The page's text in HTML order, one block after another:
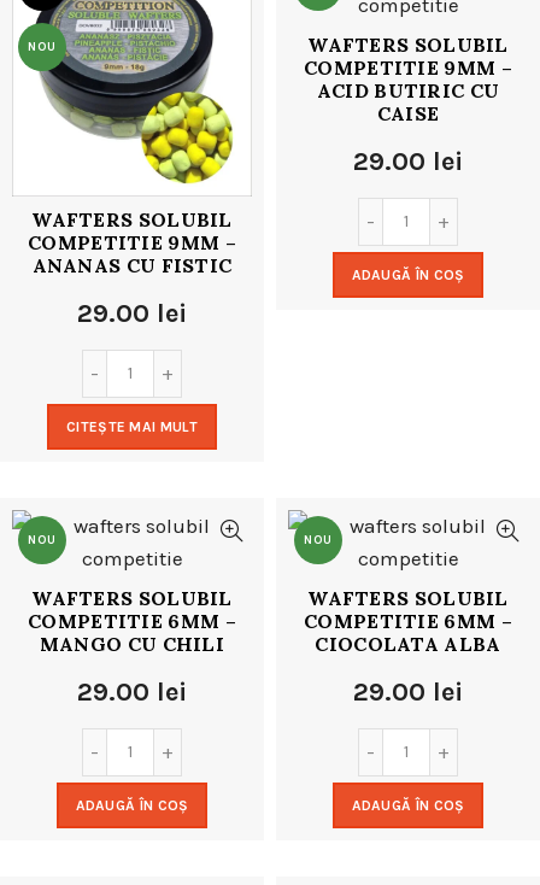
NOU
WAFTERS SOLUBIL
COMPETITIE 9MM –
ANANAS CU FISTIC
29.00 lei
CITEȘTE MAI MULT
WAFTERS SOLUBIL
COMPETITIE 9MM –
ACID BUTIRIC CU
CAISE
29.00 lei
ADAUGĂ ÎN COȘ
NOU
WAFTERS SOLUBIL
COMPETITIE 6MM –
MANGO CU CHILI
29.00 lei
ADAUGĂ ÎN COȘ
NOU
WAFTERS SOLUBIL
COMPETITIE 6MM –
CIOCOLATA ALBA
29.00 lei
ADAUGĂ ÎN COȘ